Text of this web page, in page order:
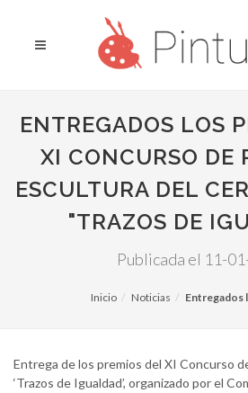
ENTREGADOS LOS
XI CONCURSO DE
ESCULTURA DEL
"TRAZOS DE
Publicada el 11-
Inicio Noticias Entregados
Entrega de los premios del XI Concurso
‘Trazos de Igualdad’, organizado por el